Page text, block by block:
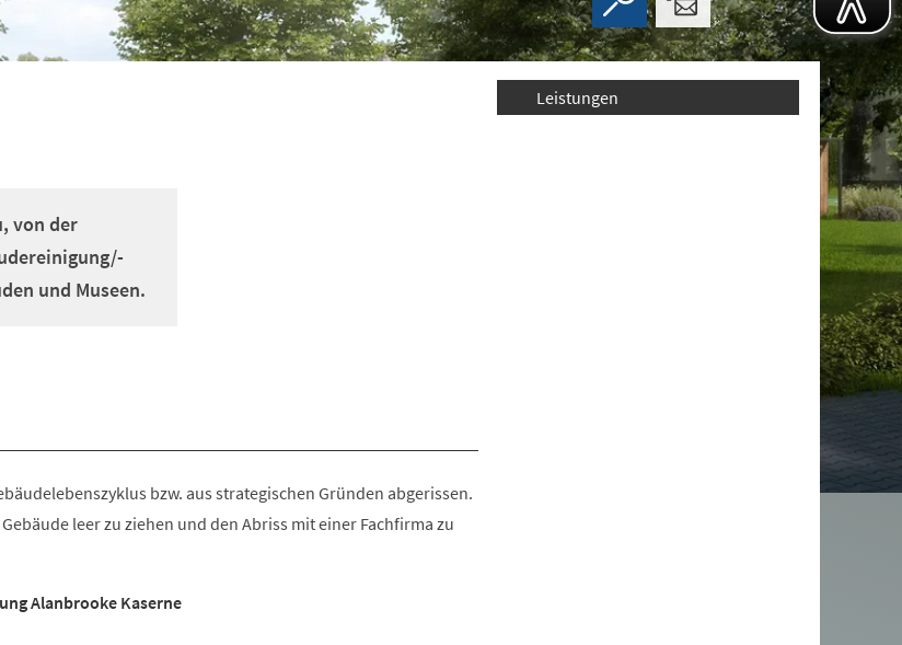
von der
und Museen.
bzw. aus strategischen Gründen abgerissen.
leer zu ziehen und den Abriss mit einer Fachfirma zu
Alanbrooke Kaserne
Leistungen